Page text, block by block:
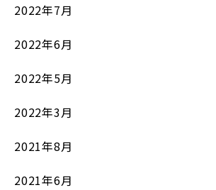
2022年7月
2022年6月
2022年5月
2022年3月
2021年8月
2021年6月